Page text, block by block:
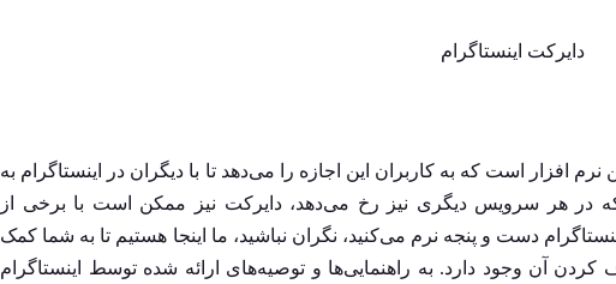
دایرکت اینستاگرام
افزار است که به کاربران این اجازه را می‌دهد تا با دیگران در اینستاگرام به
در هر سرویس دیگری نیز رخ‌ می‌دهد، دایرکت نیز ممکن است با برخی از
دست و پنجه نرم می‌کنید، نگران نباشید، ما اینجا هستیم تا به شما کمک
آن وجود دارد. به راهنمایی‌ها و توصیه‌های ارائه شده توسط اینستاگرام